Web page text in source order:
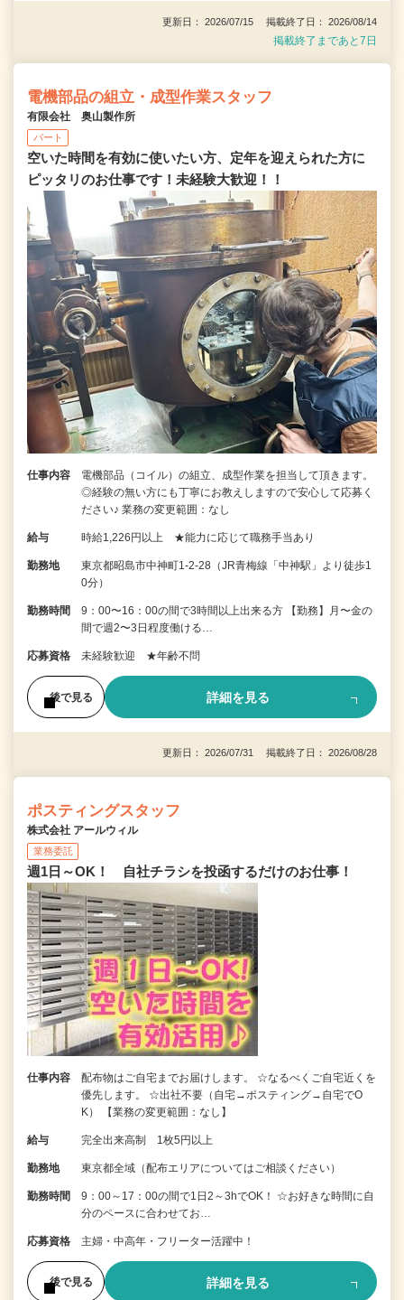
更新日： 2026/07/15 掲載終了日： 2026/08/14
掲載終了まであと7日
電機部品の組立・成型作業スタッフ
有限会社 奥山製作所
パート
空いた時間を有効に使いたい方、定年を迎えられた方に
ピッタリのお仕事です！未経験大歓迎！！
仕事内容
電機部品（コイル）の組立、成型作業を担当して頂きます。
◎経験の無い方にも丁寧にお教えしますので安心して応募く
ださい♪ 業務の変更範囲：なし
給与 時給1,226円以上 ★能力に応じて職務手当あり
勤務地
東京都昭島市中神町1-2-28（JR青梅線「中神駅」より徒歩1
0分）
勤務時間
9：00〜16：00の間で3時間以上出来る方 【勤務】月〜金の
間で週2〜3日程度働ける…
応募資格 未経験歓迎 ★年齢不問
後で見る 詳細を見る
更新日： 2026/07/31 掲載終了日： 2026/08/28
ポスティングスタッフ
株式会社 アールウィル
業務委託
週1日～OK！ 自社チラシを投函するだけのお仕事！
仕事内容
配布物はご自宅までお届けします。 ☆なるべくご自宅近くを
優先します。 ☆出社不要（自宅→ポスティング→自宅でO
K） 【業務の変更範囲：なし】
給与 完全出来高制 1枚5円以上
勤務地 東京都全域（配布エリアについてはご相談ください）
勤務時間
9：00～17：00の間で1日2～3hでOK！ ☆お好きな時間に自
分のペースに合わせてお…
応募資格 主婦・中高年・フリーター活躍中！
後で見る 詳細を見る